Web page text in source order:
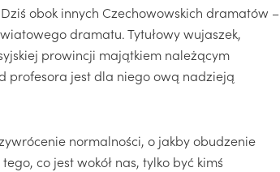
obok innych Czechowowskich dramatów –
dramatu. Tytułowy wujaszek,
prowincji majątkiem należącym
profesora jest dla niego ową nadzieją
normalności, o jakby obudzenie
co jest wokół nas, tylko być kimś